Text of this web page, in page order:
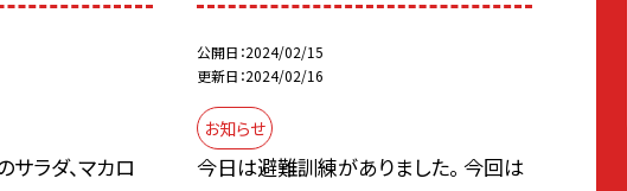
サラダ、マカロ
公開日 2024/02/15
更新日 2024/02/16
お知らせ
今日は避難訓練がありました。 今回は